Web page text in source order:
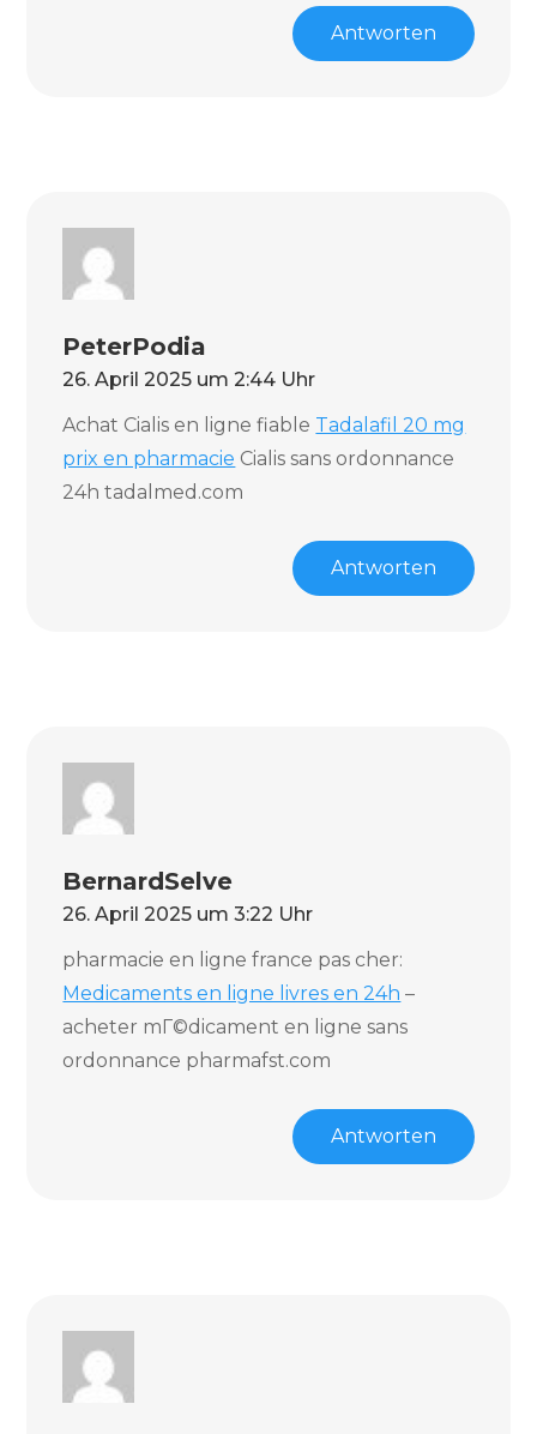
Antworten
PeterPodia
26. April 2025 um 2:44 Uhr
Achat Cialis en ligne fiable Tadalafil 20 mg
prix en pharmacie Cialis sans ordonnance
24h tadalmed.com
Antworten
BernardSelve
26. April 2025 um 3:22 Uhr
pharmacie en ligne france pas cher:
Medicaments en ligne livres en 24h –
acheter mГ©dicament en ligne sans
ordonnance pharmafst.com
Antworten